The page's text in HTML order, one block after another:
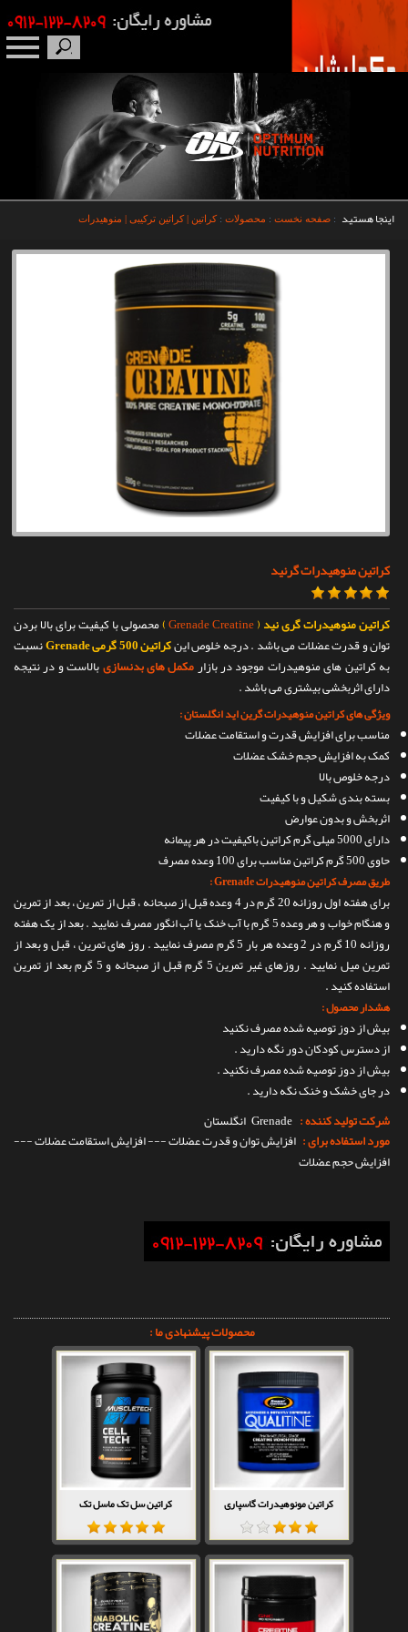
اینجا هستید : صفحه نخست : محصولات :کراتین | کراتین ترکیبی | منوهیدرات
کراتین منوهیدرات گرنید
کراتین منوهیدرات گری نید(
Grenade Creatine
)محصولی با کیفیت برای بالا بردن
توان و قدرت عضلات می باشد . درجه خلوص اینکراتین 500 گرمی Grenade
نسبت
به کراتین های منوهیدرات موجود در بازارمکمل های بدنسازیبالاست و در نتیجه
دارای اثربخشی بیشتری می باشد .
ویژگی های کراتین منوهیدرات گرین اید انگلستان :
مناسب برای افزایش قدرت و استقامت عضلات
کمک به افزایش حجم خشک عضلات
درجه خلوص بالا
بسته بندی شکیل و با کیفیت
اثربخش و بدون عوارض
دارای 5000 میلی گرم کراتین باکیفیت در هر پیمانه
حاوی 500 گرم کراتین مناسب برای 100 وعده مصرف
طریق مصرف کراتین منوهیدرات Grenade :
برای هفته اول روزانه 20 گرم در 4 وعده قبل از صبحانه ، قبل از تمرین ، بعد از تمرین
و هنگام خواب و هر وعده 5 گرم با آب خنک یا آب انگور مصرف نمایید . بعد از یک هفته
روزانه 10 گرم در 2 وعده هر بار 5 گرم مصرف نمایید . روز های تمرین ، قبل و بعد از
تمرین میل نمایید . روزهای غیر تمرین 5 گرم قبل از صبحانه و 5 گرم بعد از تمرین
استفاده کنید .
هشدار محصول :
بیش از دوز توصیه شده مصرف نکنید
از دسترس کودکان دور نگه دارید .
بیش از دوز توصیه شده مصرف نکنید .
در جای خشک و خنک نگه دارید .
شرکت تولید کننده : Grenade انگلستان
مورد استفاده برای : افزایش توان و قدرت عضلات --- افزایش استقامت عضلات ---
افزایش حجم عضلات
محصولات پیشنهادی ما :
کراتین مونوهیدرات گاسپاری کراتین سل تک ماسل تک